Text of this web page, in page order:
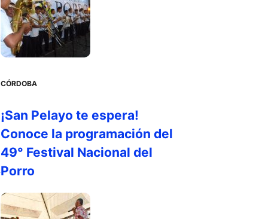
CÓRDOBA
¡San Pelayo te espera!
Conoce la programación del
49° Festival Nacional del
Porro